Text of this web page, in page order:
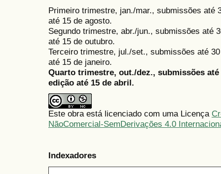
Primeiro trimestre, jan./mar., submissões até
até 15 de agosto.
Segundo trimestre, abr./jun., submissões até
até 15 de outubro.
Terceiro trimestre, jul./set., submissões até
até 15 de janeiro.
Quarto trimestre, out./dez., submissões
edição até 15 de abril.
Este obra está licenciado com uma Licença
NãoComercial-SemDerivações 4.0
Indexadores